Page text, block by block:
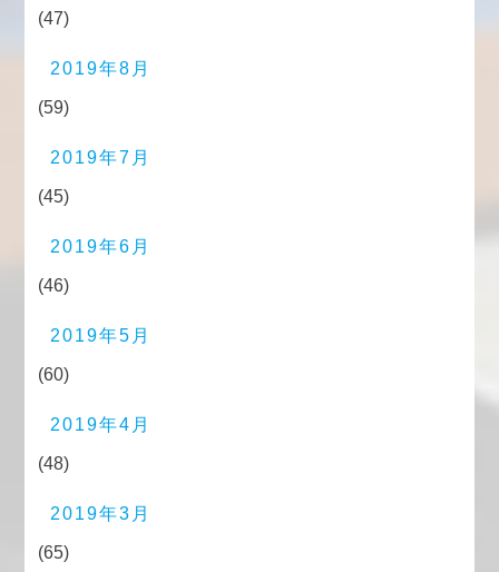
(47)
2019年8月
(59)
2019年7月
(45)
2019年6月
(46)
2019年5月
(60)
2019年4月
(48)
2019年3月
(65)